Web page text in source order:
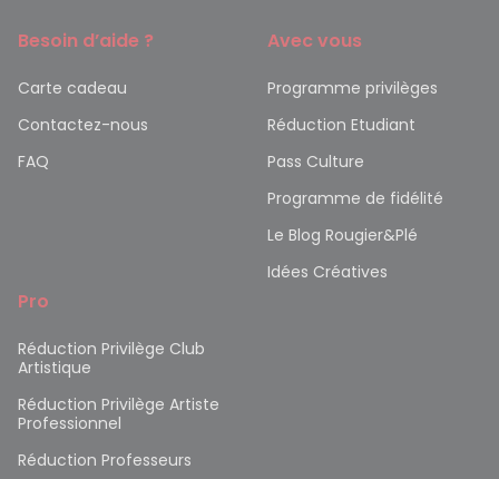
Besoin d’aide ?
Carte cadeau
Contactez-nous
FAQ
Avec vous
Programme privilèges
Réduction Etudiant
Pass Culture
Programme de fidélité
Le Blog Rougier&Plé
Idées Créatives
Pro
Réduction Privilège Club
Artistique
Réduction Privilège Artiste
Professionnel
Réduction Professeurs